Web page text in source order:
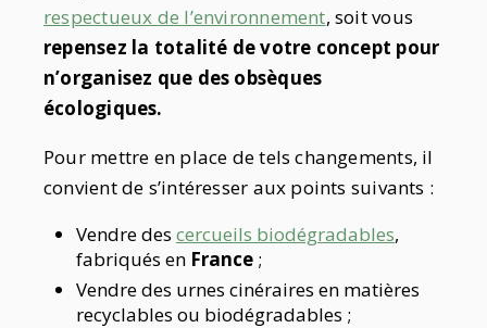
respectueux de l’environnement, soit vous
repensez la totalité de votre concept pour
n’organisez que des obsèques
écologiques.
Pour mettre en place de tels changements, il
convient de s’intéresser aux points suivants :
Vendre des cercueils biodégradables,
fabriqués en France ;
Vendre des urnes cinéraires en matières
recyclables ou biodégradables ;